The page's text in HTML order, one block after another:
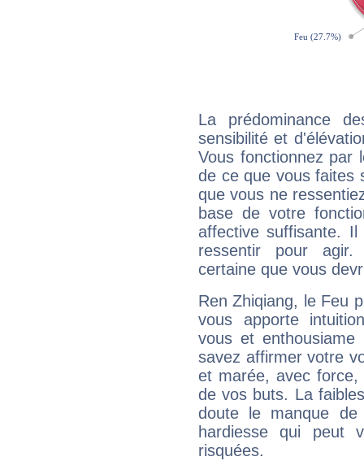
La prédominance
sensibilité et
Vous fonctionnez
de ce que vous faites
que vous ne
base de votre
affective suffisante.
ressentir pour agir.
certaine que vous
Ren Zhiqiang, le Feu
vous apporte
vous et
savez affirmer votre
et marée, avec
de vos buts. La
doute le manque
hardiesse qui peut
risquées.